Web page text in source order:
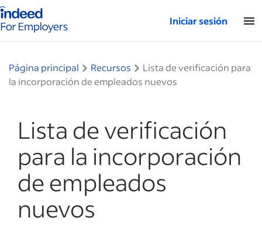
de inicio de Indeed: para empresas
Iniciar sesión
Página principal Recursos
Lista de verificación para
la incorporación de empleados nuevos
Lista de verificación
para la incorporación
de empleados
nuevos